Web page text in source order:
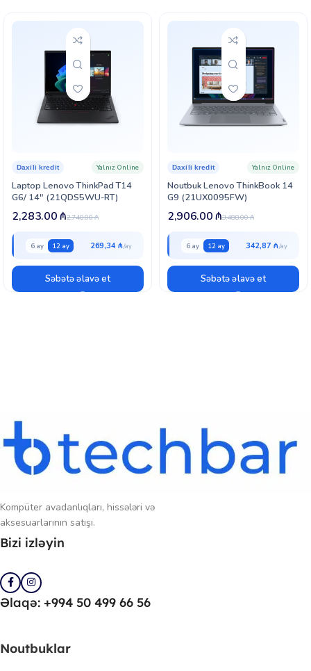
Laptop Lenovo ThinkPad T14
G6/ 14″ (21QDS5WU-RT)
Daxili kredit Yalnız Online
2,740.00₼
2,283.00₼
6 ay 12 ay 269,34 ₼
Səbətə əlavə et
Noutbuk Lenovo ThinkBook 14
G9 (21UX0095FW)
Daxili kredit Yalnız Online
3,488.00₼
2,906.00₼
6 ay 12 ay 342,87 ₼
Səbətə əlavə et
Kompüter avadanlıqları, hissələri və
aksesuarlarının satışı.
Bizi izləyin
Əlaqə: +994 50 499 66 56
Noutbuklar